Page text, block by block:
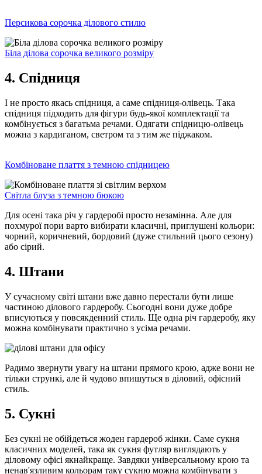
Персикова сорочка ділового стилю
Біла ділова сорочка великого розміру
4. Спідниця
І не просто якась спідниця, а саме спідниця-олівець. Така
спідниця підходить для фігури будь-якої комплектації та
комбінується з багатьма речами. Одягати спідницю-олівець
можна з кардиганом, светром та з тим же піджаком.
Комбіноване плаття з темною спідницею
Світла блуза з темною бюкою
Для осені така річ у гардеробі просто незамінна. Але для
похмурої пори варто вибирати класичні, приглушені кольори:
чорний, коричневий, бордовий (дуже стильний цього сезону)
або сірий.
4. Штани
У сучасному світі штани вже давно перестали бути лише
частиною ділового гардеробу. Сьогодні вони дуже добре
вписуються у повсякденний стиль. Ще одна річ гардеробу, яку
можна комбінувати практично з усіма речами.
Радимо звернути увагу на штани прямого крою, адже вони не
тільки стрункі, але й чудово впишуться в діловий, офісний
стиль.
5. Сукні
Без сукні не обійдеться жоден гардероб жінки. Саме сукня
класичних моделей, така як сукня футляр виглядають у
діловому офісі якнайкраще. Завдяки універсальному крою та
ненав'язливим кольорам таку сукню можна комбінувати з